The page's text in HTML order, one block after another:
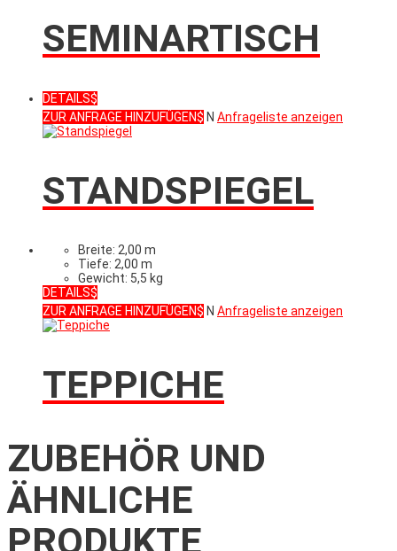
SEMINARTISCH
DETAILS
ZUR ANFRAGE HINZUFÜGEN
N Anfrageliste anzeigen
STANDSPIEGEL
Breite: 2,00 m
Tiefe: 2,00 m
Gewicht: 5,5 kg
DETAILS
ZUR ANFRAGE HINZUFÜGEN
N Anfrageliste anzeigen
TEPPICHE
ZUBEHÖR UND
ÄHNLICHE
PRODUKTE